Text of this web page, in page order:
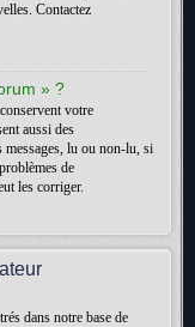
Contactez
» ?
votre
aussi des
messages, lu ou non-lu, si
de
les corriger.
dans notre base de